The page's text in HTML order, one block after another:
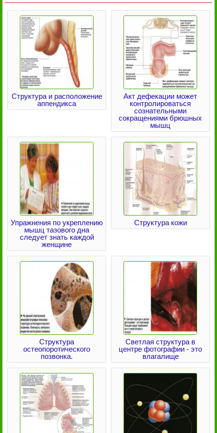
Структура и расположение
аппендикса
Акт дефекации может
контролироваться
сознательными
сокращениями брюшных
мышц
Упражнения по укреплению
мышц тазового дна
следует знать каждой
женщине
Структура кожи
Структура
остеопоротического
позвонка.
Светлая структура в
центре фотографии - это
влагалище